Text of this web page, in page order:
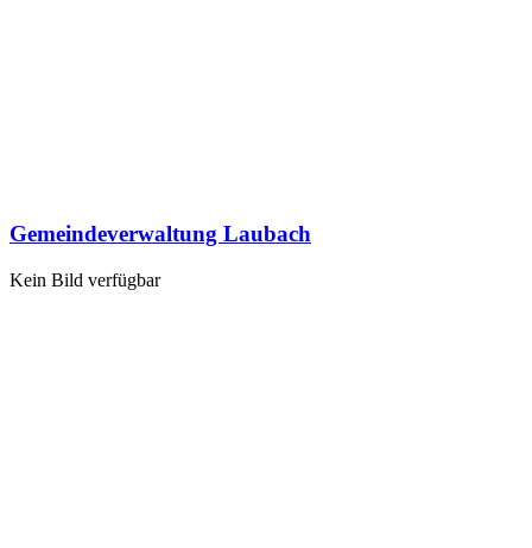
Gemeindeverwaltung Laubach
Kein Bild verfügbar